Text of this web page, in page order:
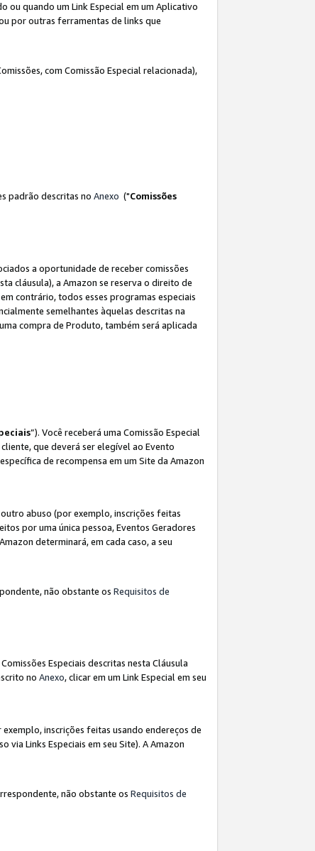
ou quando um Link Especial em um Aplicativo
por outras ferramentas de links que
com Comissão Especial relacionada),
padrão descritas no Anexo ("Comissões
a oportunidade de receber comissões
cláusula), a Amazon se reserva o direito de
contrário, todos esses programas especiais
semelhantes àquelas descritas na
compra de Produto, também será aplicada
”). Você receberá uma Comissão Especial
que deverá ser elegível ao Evento
de recompensa em um Site da Amazon
abuso (por exemplo, inscrições feitas
por uma única pessoa, Eventos Geradores
determinará, em cada caso, a seu
não obstante os Requisitos de
Especiais descritas nesta Cláusula
no Anexo, clicar em um Link Especial em seu
inscrições feitas usando endereços de
Links Especiais em seu Site). A Amazon
não obstante os Requisitos de